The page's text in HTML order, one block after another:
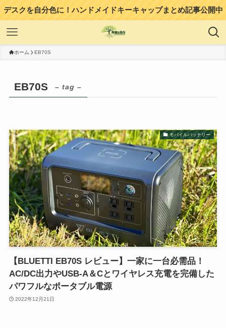
デスクを自分色に！ハンドメイドキーキャップまとめ記事公開中
ホーム EB70S
EB70S – tag –
モバイルバッテリー
【BLUETTI EB70S レビュー】一家に一台必需品！
AC/DC出力やUSB-A＆Cとワイヤレス充電を完備した
パワフルなポータブル電源
2022年12月21日